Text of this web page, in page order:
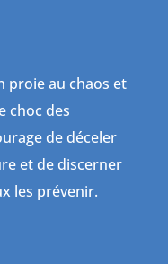
proie au chaos et
choc des
de déceler
et de discerner
les prévenir.